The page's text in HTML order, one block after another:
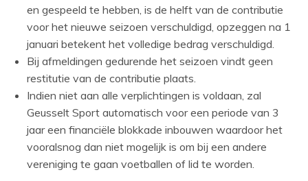
en gespeeld te hebben, is de helft van de contributie
voor het nieuwe seizoen verschuldigd, opzeggen na 1
januari betekent het volledige bedrag verschuldigd.
Bij afmeldingen gedurende het seizoen vindt geen
restitutie van de contributie plaats.
Indien niet aan alle verplichtingen is voldaan, zal
Geusselt Sport automatisch voor een periode van 3
jaar een financiële blokkade inbouwen waardoor het
vooralsnog dan niet mogelijk is om bij een andere
vereniging te gaan voetballen of lid te worden.